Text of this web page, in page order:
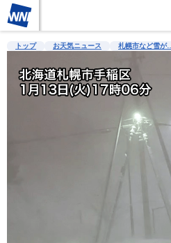
雨雲レーダー 台風情報 地震情報
トップ お天気ニュース 札幌市など雪が…